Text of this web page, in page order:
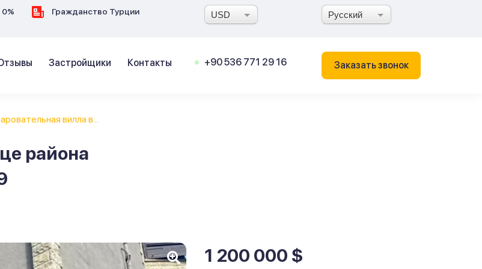
Гражданство Турции USD Русский
Застройщики Контакты +90 536 771 29 16 Заказать звонок
вилла в...
района
1 200 000 $